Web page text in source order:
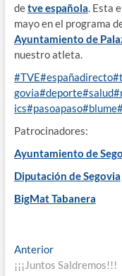
detve española . Esta
mayo en el programa
Ayuntamiento de
nuestro atleta.
#TVE#españadirecto
govia#deporte#salud
ics#pasoapaso#blume
Patrocinadores:
Ayuntamiento de
Diputación de Segovia
BigMat Tabanera
Navegación
AnteriorEntrada
anterior:
¡¡¡Juntos Saldremos!!!